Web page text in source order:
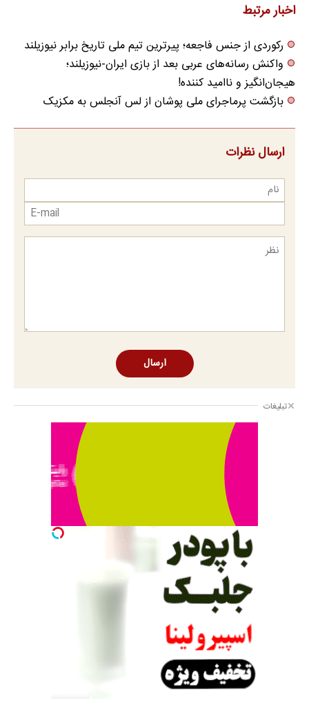
اخبار مرتبط
رکوردی از جنس فاجعه؛ پیرترین تیم ملی تاریخ برابر نیوزیلند
واکنش رسانه‌های عربی بعد از بازی ایران-نیوزیلند؛
هیجان‌انگیز و ناامید کننده!
بازگشت پرماجرای ملی پوشان از لس آنجلس به مکزیک
ارسال نظرات
ارسال
تبلیغات